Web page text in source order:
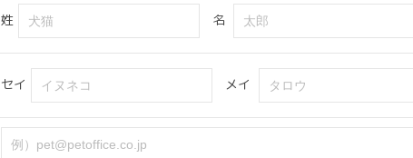
姓 名
セイ メイ